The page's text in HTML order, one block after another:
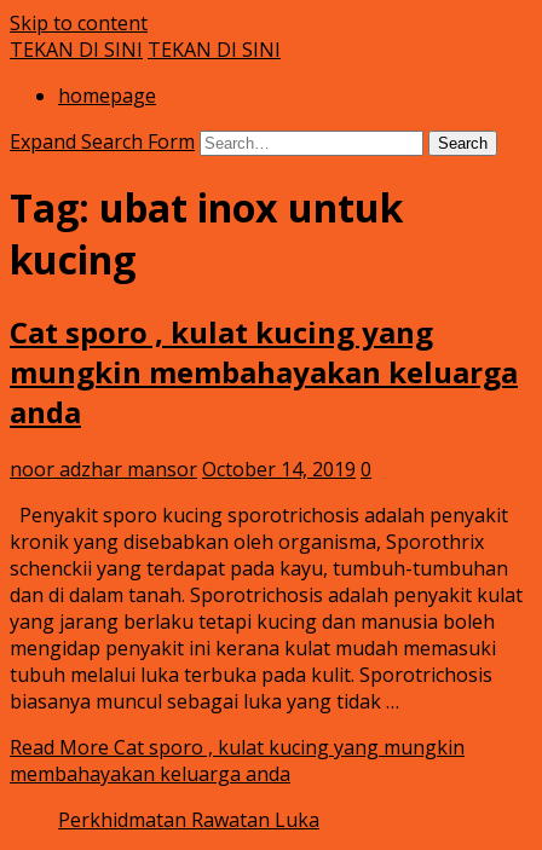
Skip to content
Klinik Putra
TEKAN DI SINI TEKAN DI SINI
homepage
Expand Search Form
Search
Tag: ubat inox untuk
kucing
Cat sporo , kulat kucing yang
mungkin membahayakan keluarga
anda
noor adzhar mansorOctober 14, 2019 0
Penyakit sporo kucing sporotrichosis adalah penyakit
kronik yang disebabkan oleh organisma, Sporothrix
schenckii yang terdapat pada kayu, tumbuh-tumbuhan
dan di dalam tanah. Sporotrichosis adalah penyakit kulat
yang jarang berlaku tetapi kucing dan manusia boleh
mengidap penyakit ini kerana kulat mudah memasuki
tubuh melalui luka terbuka pada kulit. Sporotrichosis
biasanya muncul sebagai luka yang tidak …
Read More Cat sporo , kulat kucing yang mungkin
membahayakan keluarga anda
Perkhidmatan Rawatan Luka